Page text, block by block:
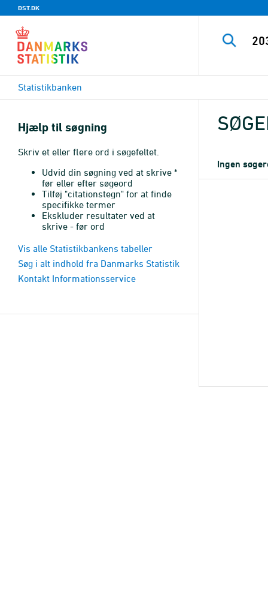
DST.DK
Statistikbanken
Ingen
Hjælp til søgning
Skriv et eller flere ord i søgefeltet.
Udvid din søgning ved at skrive *
før eller efter søgeord
Tilføj "citationstegn" for at finde
specifikke termer
Ekskluder resultater ved at
skrive - før ord
Vis alle Statistikbankens tabeller
Søg i alt indhold fra Danmarks Statistik
Kontakt Informationsservice